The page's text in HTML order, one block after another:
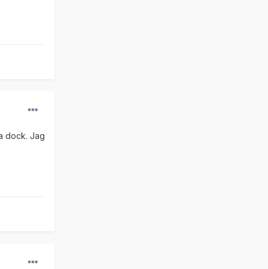
dock. Jag